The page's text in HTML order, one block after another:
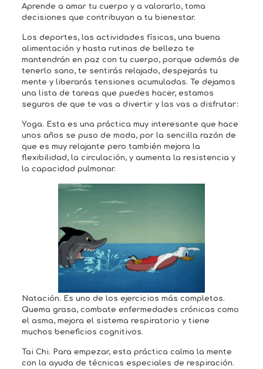
Aprende a amar tu cuerpo y a valorarlo, toma
decisiones que contribuyan a tu bienestar.
Los deportes, las actividades físicas, una buena
alimentación y hasta rutinas de belleza te
mantendrán en paz con tu cuerpo, porque además de
tenerlo sano, te sentirás relajado, despejarás tu
mente y liberarás tensiones acumuladas. Te dejamos
una lista de tareas que puedes hacer, estamos
seguros de que te vas a divertir y las vas a disfrutar:
Yoga. Esta es una práctica muy interesante que hace
unos años se puso de moda, por la sencilla razón de
que es muy relajante pero también mejora la
flexibilidad, la circulación, y aumenta la resistencia y
la capacidad pulmonar.
Natación. Es uno de los ejercicios más completos.
Quema grasa, combate enfermedades crónicas como
el asma, mejora el sistema respiratorio y tiene
muchos beneficios cognitivos.
Tai Chi. Para empezar, esta práctica calma la mente
con la ayuda de técnicas especiales de respiración.